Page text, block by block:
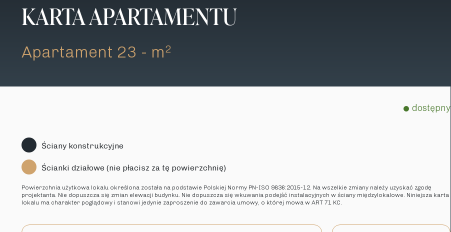
KARTA APARTAMENTU
Apartament 23 - m2
dostępny
Ściany konstrukcyjne
Ścianki działowe (nie płacisz za tę powierzchnię)
Powierzchnia użytkowa lokalu określona została na podstawie Polskiej Normy PN-ISO 9836:2015-12. Na wszelkie zmiany należy uzyskać zgodę
projektanta. Nie dopuszcza się zmian elewacji budynku. Nie dopuszcza się wkuwania podejść instalacyjnych w ściany międzylokalowe. Niniejsza karta
lokalu ma charakter poglądowy i stanowi jedynie zaproszenie do zawarcia umowy, o której mowa w ART 71 KC.